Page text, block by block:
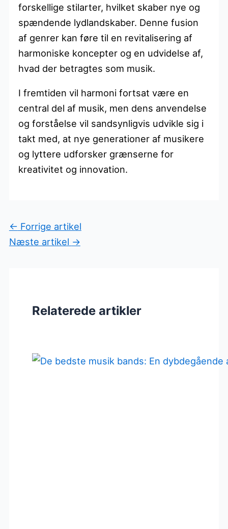
forskellige stilarter, hvilket skaber nye og
spændende lydlandskaber. Denne fusion
af genrer kan føre til en revitalisering af
harmoniske koncepter og en udvidelse af,
hvad der betragtes som musik.
I fremtiden vil harmoni fortsat være en
central del af musik, men dens anvendelse
og forståelse vil sandsynligvis udvikle sig i
takt med, at nye generationer af musikere
og lyttere udforsker grænserne for
kreativitet og innovation.
← Forrige artikel
Næste artikel →
Relaterede artikler